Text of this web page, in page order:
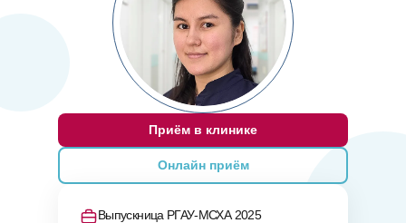
Приём в клинике
Онлайн приём
Выпускница РГАУ-МСХА 2025